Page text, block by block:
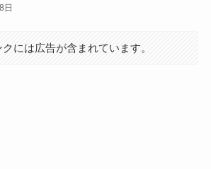
日
には広告が含まれています。